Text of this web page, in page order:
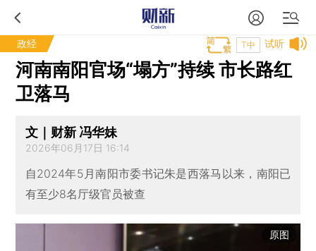
政经 试听
T中
河南南阳官场“塌方”持续 市长路红
卫落马
文｜财新 冯华妹
2026年06月17日 16:14
自2024年5月南阳市委书记朱是西落马以来，南阳已
有至少8名厅级官员被查
原图